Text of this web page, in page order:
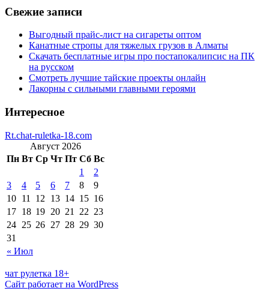
Свежие записи
Выгодный прайс-лист на сигареты оптом
Канатные стропы для тяжелых грузов в Алматы
Скачать бесплатные игры про постапокалипсис на ПК
на русском
Смотреть лучшие тайские проекты онлайн
Лакорны с сильными главными героями
Интересное
Rt.chat-ruletka-18.com
Август 2026
Пн Вт Ср Чт Пт Сб Вс
« Июл
1
2
3
4 5 6 7 8
9
10 11 12 13 14 15 16
17 18 19 20 21 22 23
24 25 26 27 28 29 30
31
чат рулетка 18+
Сайт работает на WordPress